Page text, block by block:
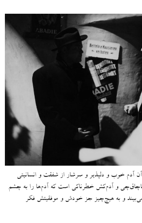
آدم خوب و دلپذیر و سرشار از شفقت و انسانیتی
و آدم‌کش خطرناکی است که آدم‌ها را به چشم
و به هیچ‌چیز جز خودش و موفقیتش فکر